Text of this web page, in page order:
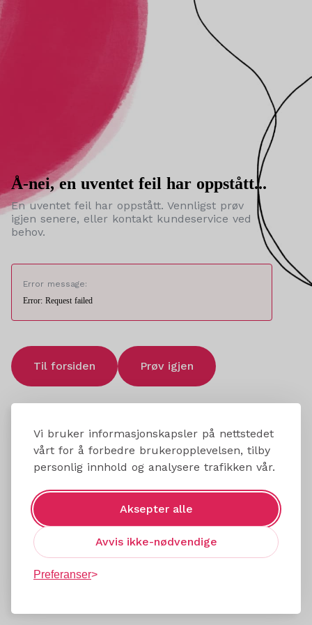
Vi bruker informasjonskapsler på nettstedet
vårt for å forbedre brukeropplevelsen, tilby
personlig innhold og analysere trafikken vår.
Aksepter alle
Avvis ikke-nødvendige
Preferanser
Å-nei, en uventet feil har oppstått...
En uventet feil har oppstått. Vennligst prøv
igjen senere, eller kontakt kundeservice ved
behov.
Error message:
Error: Request failed
Til forsiden Prøv igjen